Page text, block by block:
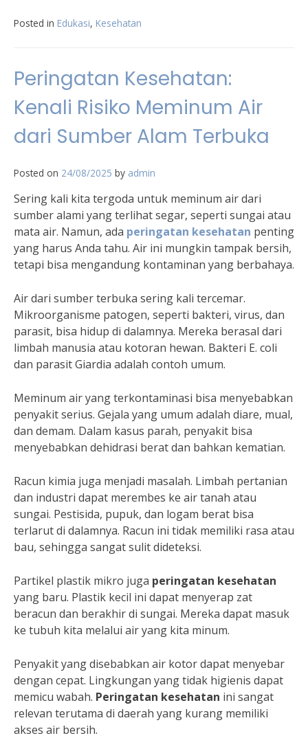
Posted in Edukasi, Kesehatan
Peringatan Kesehatan:
Kenali Risiko Meminum Air
dari Sumber Alam Terbuka
Posted on 24/08/2025 by admin
Sering kali kita tergoda untuk meminum air dari
sumber alami yang terlihat segar, seperti sungai atau
mata air. Namun, ada peringatan kesehatan penting
yang harus Anda tahu. Air ini mungkin tampak bersih,
tetapi bisa mengandung kontaminan yang berbahaya.
Air dari sumber terbuka sering kali tercemar.
Mikroorganisme patogen, seperti bakteri, virus, dan
parasit, bisa hidup di dalamnya. Mereka berasal dari
limbah manusia atau kotoran hewan. Bakteri E. coli
dan parasit Giardia adalah contoh umum.
Meminum air yang terkontaminasi bisa menyebabkan
penyakit serius. Gejala yang umum adalah diare, mual,
dan demam. Dalam kasus parah, penyakit bisa
menyebabkan dehidrasi berat dan bahkan kematian.
Racun kimia juga menjadi masalah. Limbah pertanian
dan industri dapat merembes ke air tanah atau
sungai. Pestisida, pupuk, dan logam berat bisa
terlarut di dalamnya. Racun ini tidak memiliki rasa atau
bau, sehingga sangat sulit dideteksi.
Partikel plastik mikro juga peringatan kesehatan
yang baru. Plastik kecil ini dapat menyerap zat
beracun dan berakhir di sungai. Mereka dapat masuk
ke tubuh kita melalui air yang kita minum.
Penyakit yang disebabkan air kotor dapat menyebar
dengan cepat. Lingkungan yang tidak higienis dapat
memicu wabah. Peringatan kesehatan ini sangat
relevan terutama di daerah yang kurang memiliki
akses air bersih.